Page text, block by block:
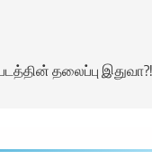
தலைப்பு இதுவா?!